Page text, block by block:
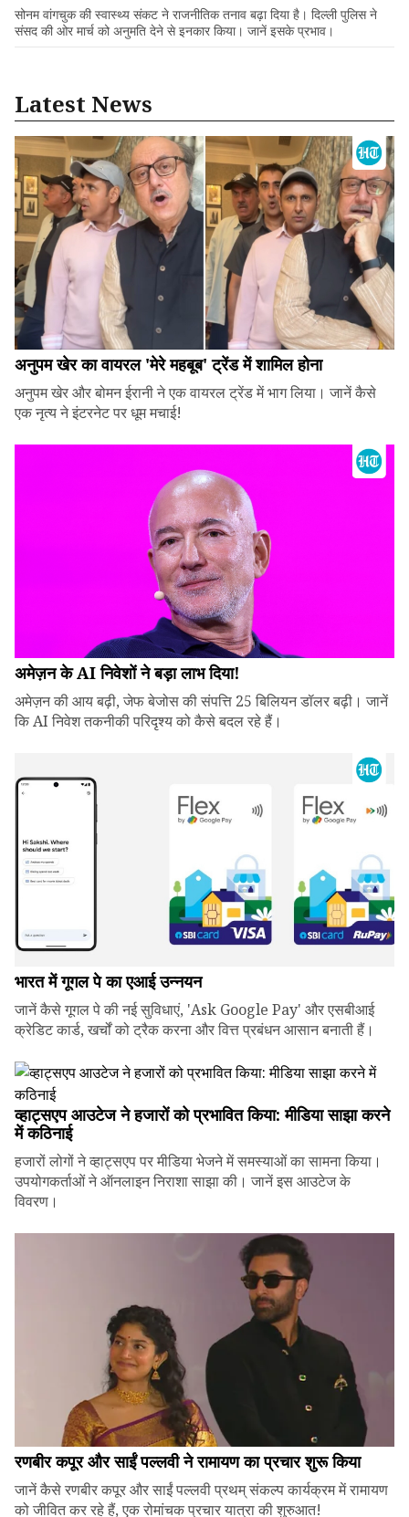
सोनम वांगचुक की स्वास्थ्य संकट ने राजनीतिक तनाव बढ़ा दिया है। दिल्ली पुलिस ने
संसद की ओर मार्च को अनुमति देने से इनकार किया। जानें इसके प्रभाव।
Latest News
अनुपम खेर का वायरल 'मेरे महबूब' ट्रेंड में शामिल होना
अनुपम खेर और बोमन ईरानी ने एक वायरल ट्रेंड में भाग लिया। जानें कैसे
एक नृत्य ने इंटरनेट पर धूम मचाई!
अमेज़न के AI निवेशों ने बड़ा लाभ दिया!
अमेज़न की आय बढ़ी, जेफ बेजोस की संपत्ति 25 बिलियन डॉलर बढ़ी। जानें
कि AI निवेश तकनीकी परिदृश्य को कैसे बदल रहे हैं।
भारत में गूगल पे का एआई उन्नयन
जानें कैसे गूगल पे की नई सुविधाएं, 'Ask Google Pay' और एसबीआई
क्रेडिट कार्ड, खर्चों को ट्रैक करना और वित्त प्रबंधन आसान बनाती हैं।
व्हाट्सएप आउटेज ने हजारों को प्रभावित किया: मीडिया साझा करने
में कठिनाई
हजारों लोगों ने व्हाट्सएप पर मीडिया भेजने में समस्याओं का सामना किया।
उपयोगकर्ताओं ने ऑनलाइन निराशा साझा की। जानें इस आउटेज के
विवरण।
रणबीर कपूर और साईं पल्लवी ने रामायण का प्रचार शुरू किया
जानें कैसे रणबीर कपूर और साईं पल्लवी प्रथम् संकल्प कार्यक्रम में रामायण
को जीवित कर रहे हैं, एक रोमांचक प्रचार यात्रा की शुरुआत!